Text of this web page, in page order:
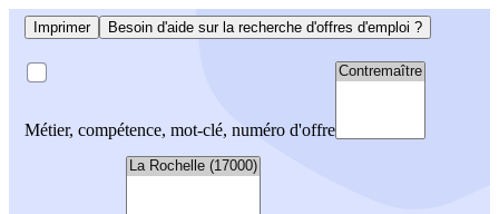
Imprimer Besoin d'aide sur la recherche d'offres d'emploi ?
Métier, compétence, mot-clé, numéro d'offre